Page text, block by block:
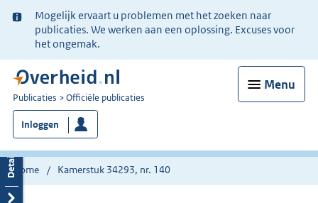
Ter
informatie:
Mogelijk ervaart u problemen met het zoeken naar
publicaties. We werken aan een oplossing. Excuses voor
het ongemak.
Menu
U
bent
nu
hier:
Publicaties Officiële publicaties
Inloggen
Home Kamerstuk 34293, nr. 140